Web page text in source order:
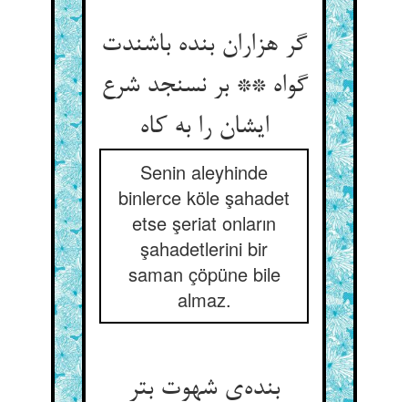
گر هزاران بنده باشندت
گواه ** بر نسنجد شرع
Senin aleyhinde
binlerce köle şahadet
etse şeriat onların
şahadetlerini bir
saman çöpüne bile
almaz.
بنده‌‌ی شهوت بتر